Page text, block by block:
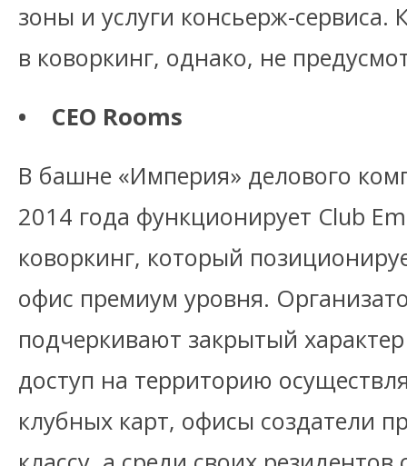
зоны и услуги консьерж-сервиса.
в коворкинг, однако, не
• CEO Rooms
В башне «Империя» делового
2014 года функционирует Club
коворкинг, который
офис премиум уровня.
подчеркивают закрытый
доступ на территорию
клубных карт, офисы создатели